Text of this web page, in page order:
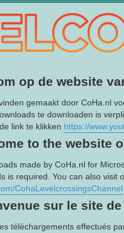
op de website
gemaakt door CoHa.nl
te downloaden is
link te klikken https://
to the website
made by CoHa.nl for
is required. You can also visit
CohaLevelcrossingsChannel
sur le site de
téléchargements effectués